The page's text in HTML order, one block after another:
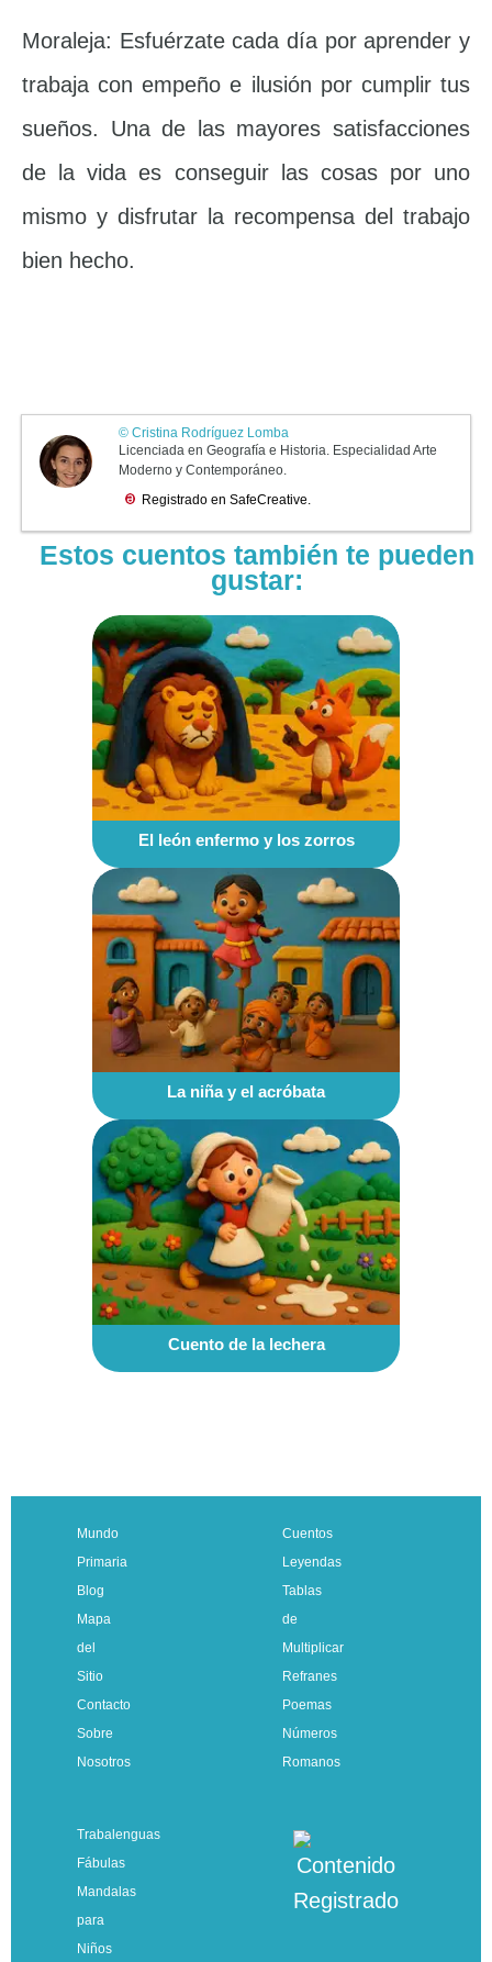
Moraleja: Esfuérzate cada día por aprender y
trabaja con empeño e ilusión por cumplir tus
sueños. Una de las mayores satisfacciones
de la vida es conseguir las cosas por uno
mismo y disfrutar la recompensa del trabajo
bien hecho.
Estos cuentos también te pueden
gustar:
El león enfermo y los zorros
La niña y el acróbata
Cuento de la lechera
Mundo
Primaria
Blog
Mapa
del
Sitio
Contacto
Sobre
Nosotros
Cuentos
Leyendas
Tablas
de
Multiplicar
Refranes
Poemas
Números
Romanos
Trabalenguas
Fábulas
Mandalas
para
Niños